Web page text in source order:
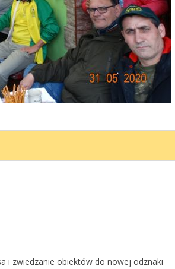
i zwiedzanie obiektów do nowej odznaki